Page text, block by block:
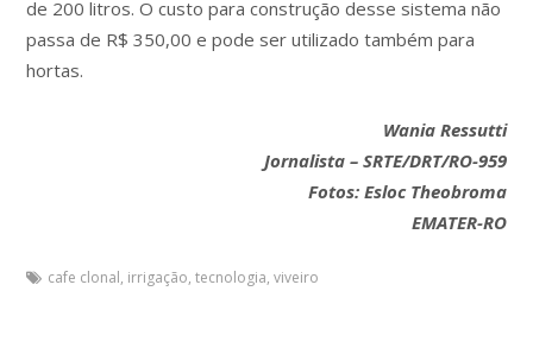
de 200 litros. O custo para construção desse sistema não
passa de R$ 350,00 e pode ser utilizado também para
hortas.
Wania Ressutti
Jornalista – SRTE/DRT/RO-959
Fotos: Esloc Theobroma
EMATER-RO
cafe clonal, irrigação, tecnologia, viveiro